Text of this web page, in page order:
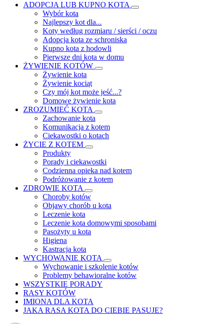
ADOPCJA LUB KUPNO KOTA
Wybór kota
Najlepszy kot dla...
Koty według rozmiaru / sierści / oczu
Adopcja kota ze schroniska
Kupno kota z hodowli
Pierwsze dni kota w domu
ŻYWIENIE KOTÓW
Żywienie kota
Żywienie kociąt
Czy mój kot może jeść...?
Domowe żywienie kota
ZROZUMIEĆ KOTA
Zachowanie kota
Komunikacja z kotem
Ciekawostki o kotach
ŻYCIE Z KOTEM
Produkty
Porady i ciekawostki
Codzienna opieka nad kotem
Podróżowanie z kotem
ZDROWIE KOTA
Choroby kotów
Objawy chorób u kota
Leczenie kota
Leczenie kota domowymi sposobami
Pasożyty u kota
Higiena
Kastracja kota
WYCHOWANIE KOTA
Wychowanie i szkolenie kotów
Problemy behawioralne kotów
WSZYSTKIE PORADY
RASY KOTÓW
IMIONA DLA KOTA
JAKA RASA KOTA DO CIEBIE PASUJE?